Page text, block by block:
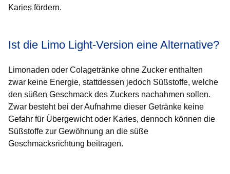
Karies fördern.
Ist die Limo Light-Version eine Alternative?
Limonaden oder Colagetränke ohne Zucker enthalten
zwar keine Energie, stattdessen jedoch Süßstoffe, welche
den süßen Geschmack des Zuckers nachahmen sollen.
Zwar besteht bei der Aufnahme dieser Getränke keine
Gefahr für Übergewicht oder Karies, dennoch können die
Süßstoffe zur Gewöhnung an die süße
Geschmacksrichtung beitragen.